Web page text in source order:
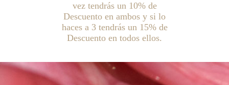
vez tendrás un 10% de
Descuento en ambos y si lo
haces a 3 tendrás un 15% de
Descuento en todos ellos.